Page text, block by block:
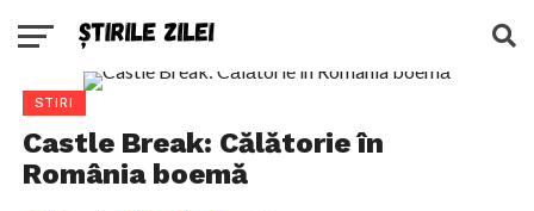
STIRI
Castle Break: Călătorie în
România boemă